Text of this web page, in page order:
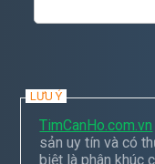
LƯU Ý
TimCanHo.com.vn
sản uy tín và có
biệt là phân khúc